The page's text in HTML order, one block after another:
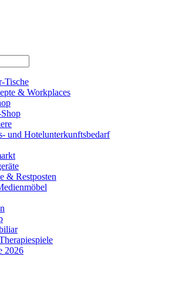
Tische
& Workplaces
und Hotelunterkunftsbedarf
& Restposten
2026